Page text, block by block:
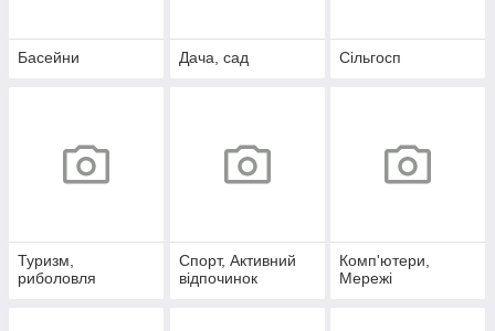
Басейни Дача, сад Сільгосп
Туризм,
риболовля
Спорт, Активний
відпочинок
Комп'ютери,
Мережі